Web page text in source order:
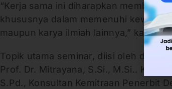
“Kerja sama ini diharapkan memberi
khususnya dalam memenuhi
maupun karya ilmiah lainnya,” kata
Topik utama seminar, diisi oleh dua
Prof. Dr. Mitrayana, S.Si., M.Si..
S.Pd., Konsultan Kemitraan Penerbit